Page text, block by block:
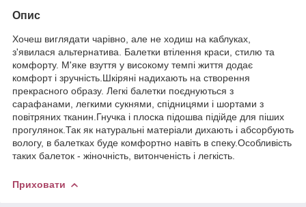
Опис
Хочеш виглядати чарівно, але не ходиш на каблуках,
з'явилася альтернатива. Балетки втілення краси, стилю та
комфорту. М'яке взуття у високому темпі життя додає
комфорт і зручність.Шкіряні надихають на створення
прекрасного образу. Легкі балетки поєднуються з
сарафанами, легкими сукнями, спідницями і шортами з
повітряних тканин.Гнучка і плоска підошва підійде для піших
прогулянок.Так як натуральні матеріали дихають і абсорбують
вологу, в балетках буде комфортно навіть в спеку.Особливість
таких балеток - жіночність, витонченість і легкість.
Приховати